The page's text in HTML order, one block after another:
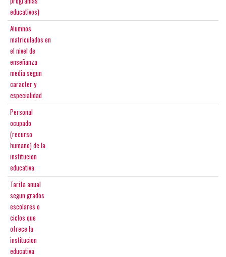
educativos)
Alumnos
matriculados en
el nivel de
enseñanza
media segun
caracter y
especialidad
Personal
ocupado
(recurso
humano) de la
institucion
educativa
Tarifa anual
segun grados
escolares o
ciclos que
ofrece la
institucion
educativa